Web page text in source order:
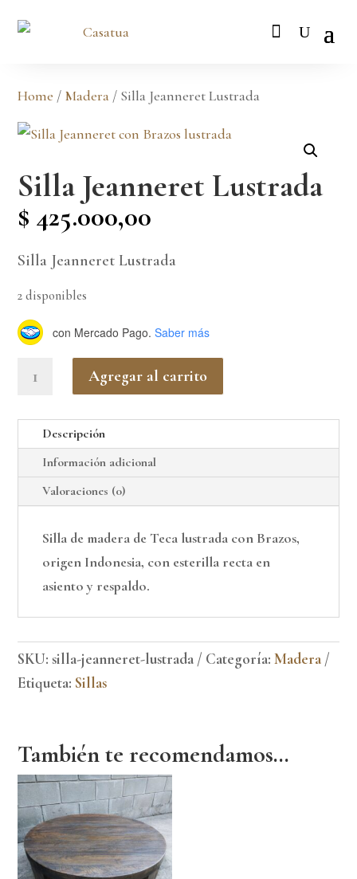
Home / Madera / Silla Jeanneret Lustrada
Silla Jeanneret Lustrada
$ 425.000,00
Silla Jeanneret Lustrada
2 disponibles
con Mercado Pago. Saber más
Jeanneret
Lustrada
cantidad
Agregar al carrito
Descripción
Información adicional
Valoraciones (0)
Silla de madera de Teca lustrada con Brazos,
origen Indonesia, con esterilla recta en
asiento y respaldo.
SKU:silla-jeanneret-lustrada Categoría:Madera
Etiqueta: Sillas
También te recomendamos…